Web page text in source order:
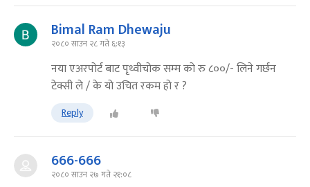
Bimal Ram Dhewaju
२०८० साउन २८ गते ६:१३
नया एअरपोर्ट बाट पृथ्वीचोक सम्म को रु ८००/- लिने गर्छन
टेक्सी ले / के यो उचित रकम हो र ?
Reply
666-666
२०८० साउन २७ गते २१:०८